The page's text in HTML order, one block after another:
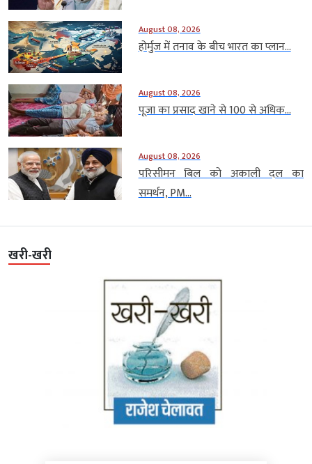
August 08, 2026
होर्मुज में तनाव के बीच भारत का प्लान...
August 08, 2026
पूजा का प्रसाद खाने से 100 से अधिक...
August 08, 2026
परिसीमन बिल को अकाली दल का
समर्थन, PM...
खरी-खरी